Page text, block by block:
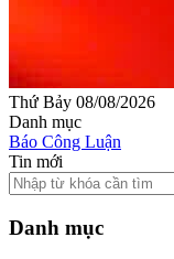
Thứ Bảy 08/08/2026
Danh mục
Báo Công Luận
Tin mới
Danh mục